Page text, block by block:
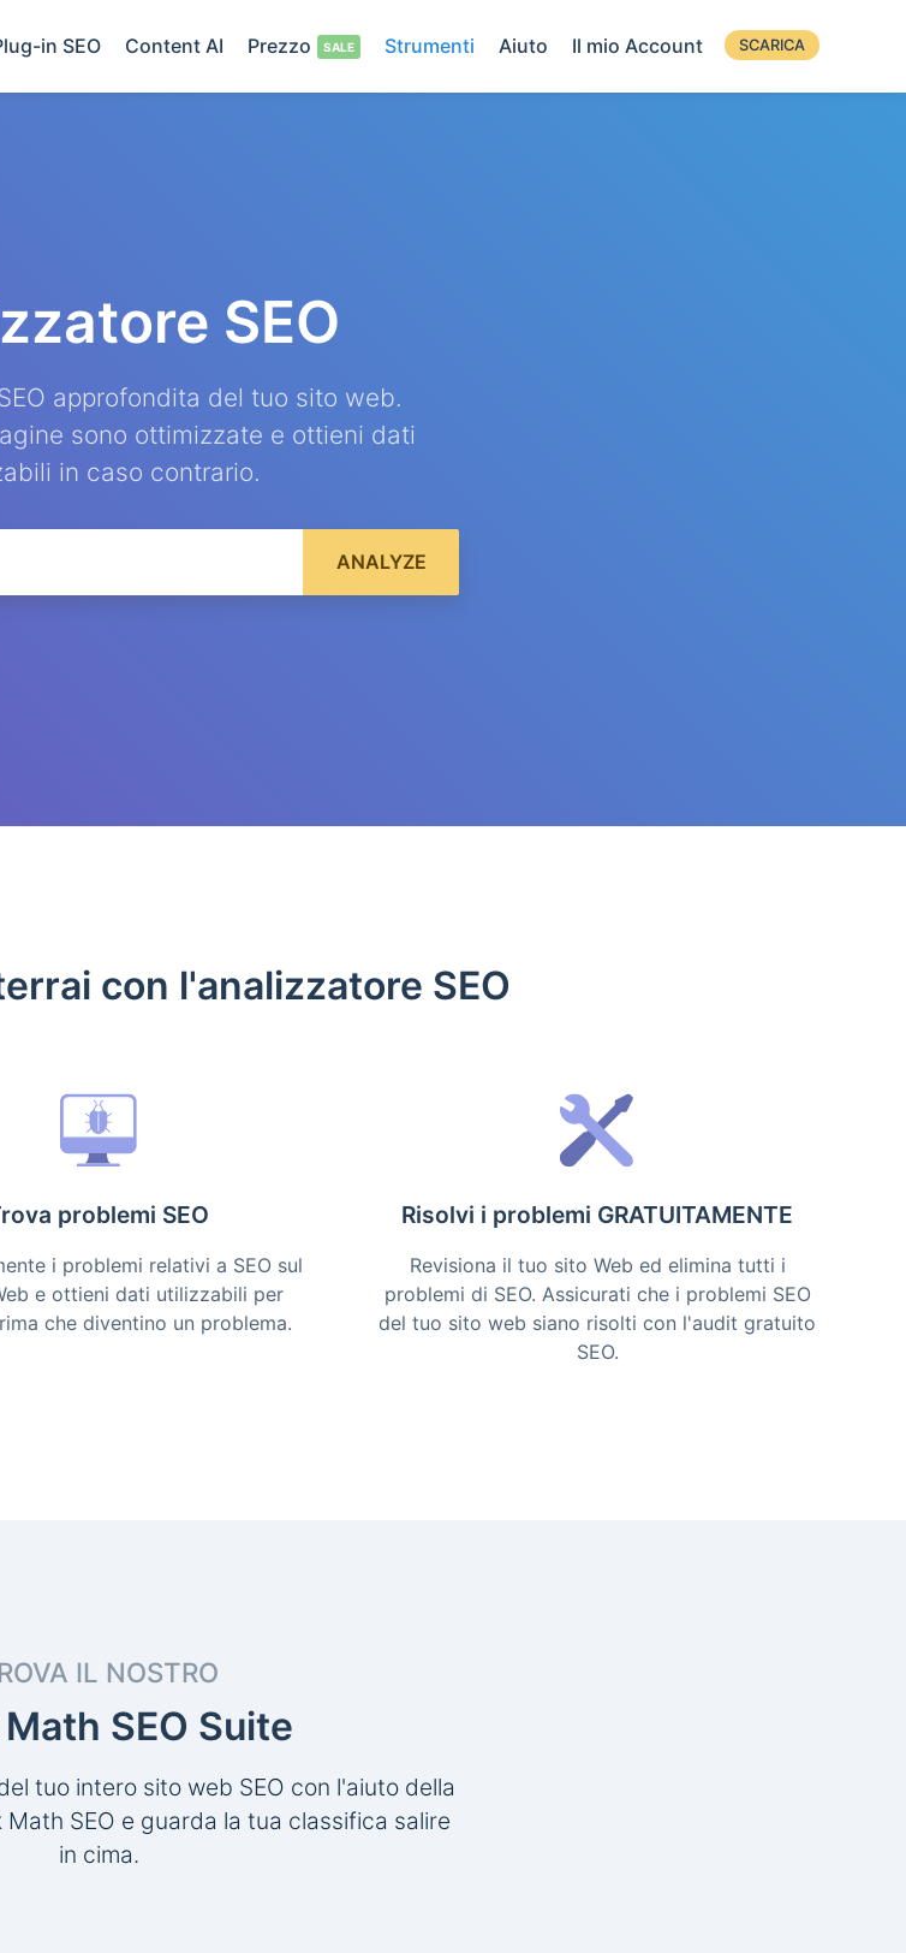
in SEO Content AI Prezzo Strumenti Aiuto Il mio Account SCARICA
SEO
approfondita del tuo sito web.
sono ottimizzate e ottieni dati
in caso contrario.
ANALYZE
con l'analizzatore SEO
problemi SEO
i problemi relativi a SEO sul
e ottieni dati utilizzabili per
che diventino un problema.
Risolvi i problemi GRATUITAMENTE
Revisiona il tuo sito Web ed elimina tutti i
problemi di SEO. Assicurati che i problemi SEO
del tuo sito web siano risolti con l'audit gratuito
SEO.
IL NOSTRO
SEO Suite
tuo intero sito web SEO con l'aiuto della
SEO e guarda la tua classifica salire
in cima.